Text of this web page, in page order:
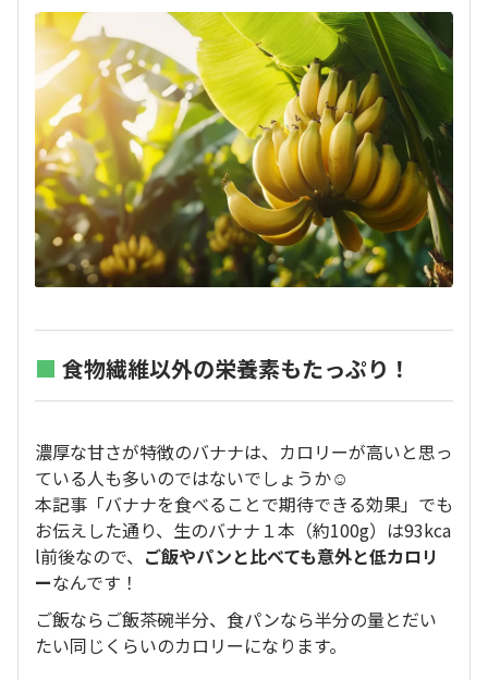
■ 食物繊維以外の栄養素もたっぷり！
濃厚な甘さが特徴のバナナは、カロリーが高いと思っ
ている人も多いのではないでしょうか☺️
本記事「バナナを食べることで期待できる効果」でも
お伝えした通り、生のバナナ１本（約100g）は93kca
l前後なので、 ご飯やパンと比べても意外と低カロリ
ーなんです！
ご飯ならご飯茶碗半分、食パンなら半分の量とだい
たい同じくらいのカロリーになります。